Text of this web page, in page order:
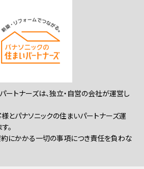
ートナーズは、独立・自営の会社が運営し
とパナソニックの住まいパートナーズ運
。
にかかる一切の事項につき責任を負わな